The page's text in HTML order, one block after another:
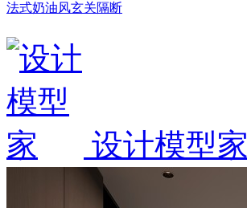
法式奶油风玄关隔断
设计模型家